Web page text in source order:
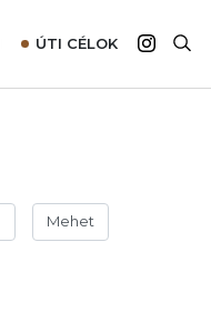
ÚTI CÉLOK
Ausztrália
Mehet